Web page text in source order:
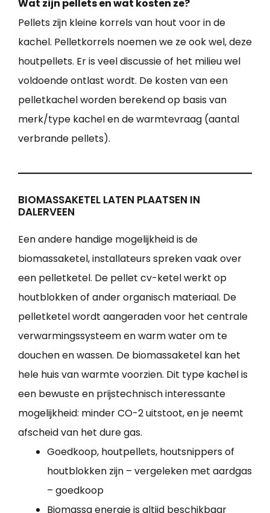
Wat zijn pellets en wat kosten ze?
Pellets zijn kleine korrels van hout voor in de
kachel. Pelletkorrels noemen we ze ook wel, deze
houtpellets. Er is veel discussie of het milieu wel
voldoende ontlast wordt. De kosten van een
pelletkachel worden berekend op basis van
merk/type kachel en de warmtevraag (aantal
verbrande pellets).
BIOMASSAKETEL LATEN PLAATSEN IN
DALERVEEN
Een andere handige mogelijkheid is de
biomassaketel, installateurs spreken vaak over
een pelletketel. De pellet cv-ketel werkt op
houtblokken of ander organisch materiaal. De
pelletketel wordt aangeraden voor het centrale
verwarmingssysteem en warm water om te
douchen en wassen. De biomassaketel kan het
hele huis van warmte voorzien. Dit type kachel is
een bewuste en prijstechnisch interessante
mogelijkheid: minder CO-2 uitstoot, en je neemt
afscheid van het dure gas.
Goedkoop, houtpellets, houtsnippers of
houtblokken zijn – vergeleken met aardgas
– goedkoop
Biomassa energie is altijd beschikbaar